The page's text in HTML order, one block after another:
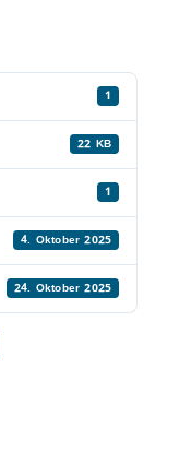
1
22 KB
1
4. Oktober 2025
24. Oktober 2025